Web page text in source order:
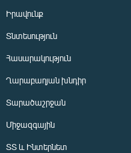
Իրավունք
Տնտեսություն
Հասարակություն
Ղարաբաղյան խնդիր
Տարածաշրջան
Միջազգային
ՏՏ և Ինտերնետ